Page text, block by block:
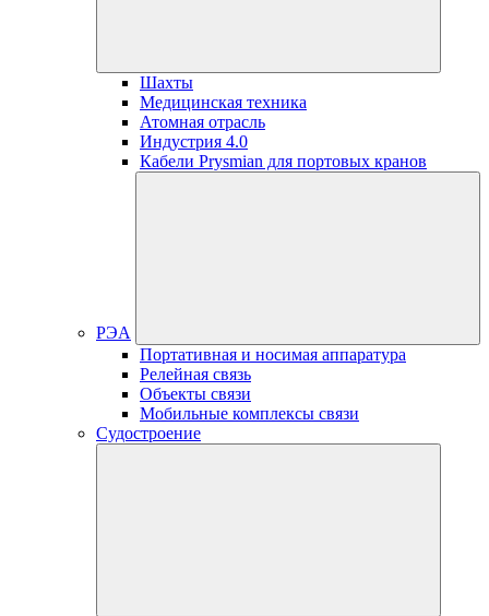
Шахты
Медицинская техника
Атомная отрасль
Индустрия 4.0
Кабели Prysmian для портовых кранов
РЭА
Портативная и носимая аппаратура
Релейная связь
Объекты связи
Мобильные комплексы связи
Судостроение